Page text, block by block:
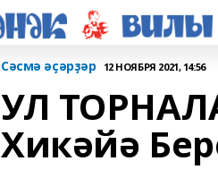
Сәсмә әҫәрҙәр 12 НОЯБРЯ 2021, 14:56
УЛ
Хикәйә